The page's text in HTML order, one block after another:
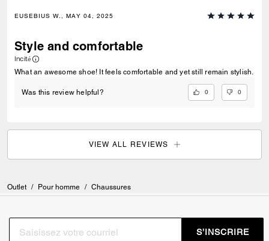
EUSEBIUS W., MAY 04, 2025
Style and comfortable
Incité
What an awesome shoe! It feels comfortable and yet still remain stylish.
Was this review helpful? 0 0
VIEW ALL REVIEWS
Outlet / Pour homme / Chaussures
S’INSCRIRE